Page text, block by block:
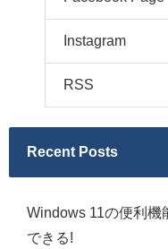
Instagram
RSS
Recent Posts
Windows 11の便利機
できる!